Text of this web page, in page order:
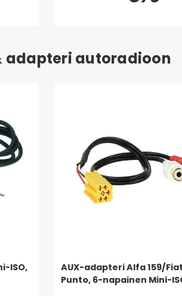
adapteri autoradioon
ISO,
AUX-adapteri Alfa 159/
Punto, 6-napainen Mini-